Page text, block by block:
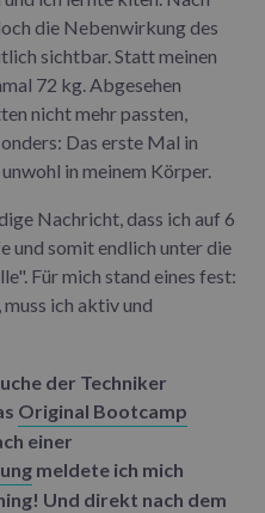
die Nebenwirkung des
sichtbar. Statt meinen
72 kg. Abgesehen
nicht mehr passten,
Das erste Mal in
in meinem Körper.
Nachricht, dass ich auf 6
und somit endlich unter die
Für mich stand eines fest:
ich aktiv und
der Techniker
Original Bootcamp
einer
meldete ich mich
! Und direkt nach dem